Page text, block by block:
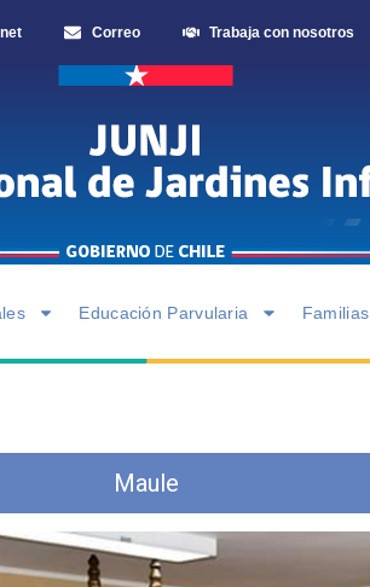
Correo Trabaja con nosotros
Educación Parvularia Familias
Maule